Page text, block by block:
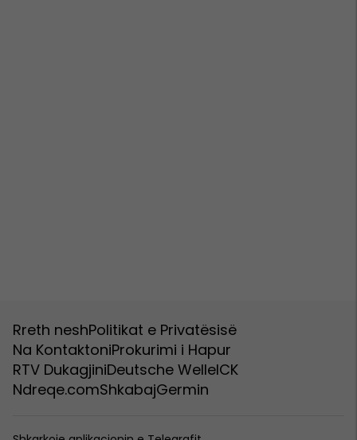
Rreth neshPolitikat e Privatësisë
Na KontaktoniProkurimi i Hapur
RTV DukagjiniDeutsche WelleICK
Ndreqe.comShkabajGermin